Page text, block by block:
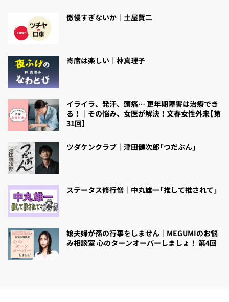
傲慢すぎないか｜土屋賢二
寄席は楽しい｜林真理子
イライラ、発汗、頭痛… 更年期障害は治療でき
る！｜その悩み、女医が解決！文春女性外来【第
31回】
ツダケンクラブ｜津田健次郎「つだぶん」
ステータス修行僧｜中丸雄一「推して推されて」
娘夫婦が孫の行事をしません｜MEGUMIのお悩
み相談室 心のターンオーバーしましょ！ 第4回